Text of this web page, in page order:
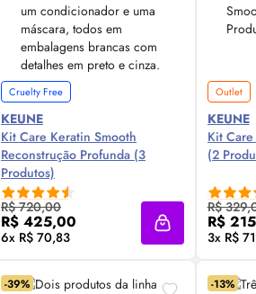
Cruelty Free
KEUNE
Kit Care Keratin Smooth
Reconstrução Profunda (3
Produtos)
R$ 720,00
R$ 425,00
6x R$ 70,83
Compre Agora ❯
Adicionar à
Outlet
KEUNE
Kit
(2
R$
R$
3x R$
-39% -13%